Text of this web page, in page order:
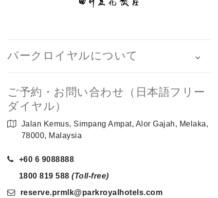
パークロイヤルについて
ご予約・お問い合わせ（日本語フリー
ダイヤル）
Jalan Kemus, Simpang Ampat, Alor Gajah, Melaka,
78000, Malaysia
+60 6 9088888
1800 819 588 (Toll-free)
reserve.prmlk@parkroyalhotels.com